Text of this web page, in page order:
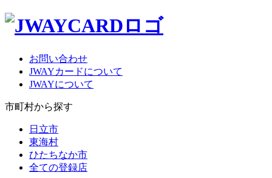
お問い合わせ
JWAYカードについて
JWAYについて
市町村から探す
日立市
東海村
ひたちなか市
全ての登録店